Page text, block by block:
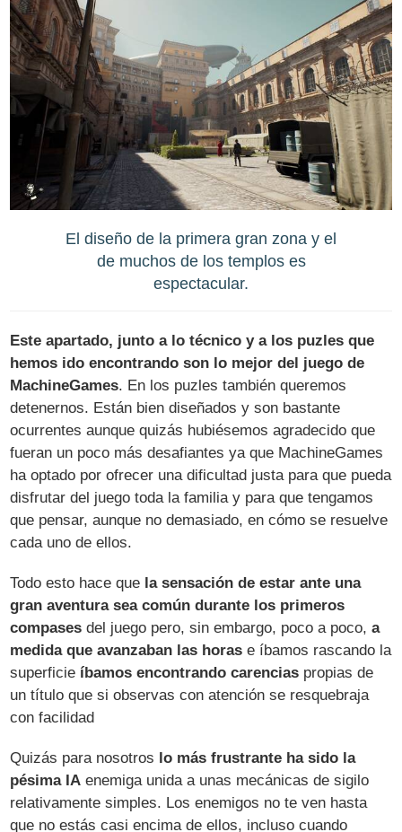
El diseño de la primera gran zona y el
de muchos de los templos es
espectacular.
Este apartado, junto a lo técnico y a los puzles que
hemos ido encontrando son lo mejor del juego de
MachineGames. En los puzles también queremos
detenernos. Están bien diseñados y son bastante
ocurrentes aunque quizás hubiésemos agradecido que
fueran un poco más desafiantes ya que MachineGames
ha optado por ofrecer una dificultad justa para que pueda
disfrutar del juego toda la familia y para que tengamos
que pensar, aunque no demasiado, en cómo se resuelve
cada uno de ellos.
Todo esto hace que la sensación de estar ante una
gran aventura sea común durante los primeros
compases del juego pero, sin embargo, poco a poco,a
medida que avanzaban las horas e íbamos rascando la
superficie íbamos encontrando carencias propias de
un título que si observas con atención se resquebraja
con facilidad
Quizás para nosotros lo más frustrante ha sido la
pésima IA enemiga unida a unas mecánicas de sigilo
relativamente simples. Los enemigos no te ven hasta
que no estás casi encima de ellos, incluso cuando